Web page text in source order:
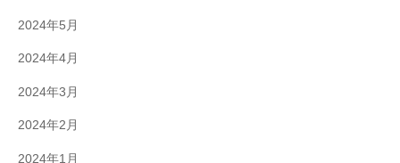
2024年5月
2024年4月
2024年3月
2024年2月
2024年1月